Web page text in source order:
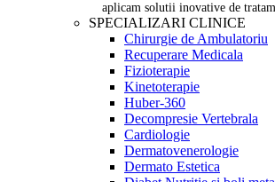
aplicam solutii inovative de
SPECIALIZARI CLINICE
Chirurgie de Ambulatoriu
Recuperare Medicala
Fizioterapie
Kinetoterapie
Huber-360
Decompresie Vertebrala
Cardiologie
Dermatovenerologie
Dermato Estetica